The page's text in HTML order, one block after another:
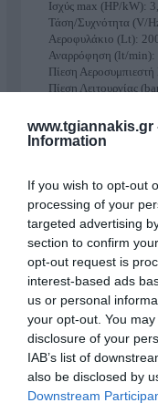
www.tgiannakis.gr
Information
If you wish to opt-out
processing of your
targeted advertising
section to confirm
opt-out request is
interest-based ads
us or personal
your opt-out. You
disclosure of your
IAB’s list of
also be disclosed by
Downstream
Ισχύς max (HP/kW):
Τάση/Συχνότητα (V/
Αεροφυλάκιο (Lt):
Αναρρόφηση (lt/min):
Πίεση
Πίεση Λειτουργίας
Επίπεδο Ηχητικής
Πιεσοστάτης
Υδατοπαγίδα: ΝΑΙ
Λάδι Κινητήρα:
Υαλοδείκτης Λαδιού:
Τάπα Αφαίρεσης
Έξοδοι Ρυθμιστή:
Έξοδος
Θερμοκρασία
Class Protection: F
Μήκος καλωδίου
Διστάσεις
Διαστάσεις
Βάρος Συσκευασίας
Πληροφορίες για το